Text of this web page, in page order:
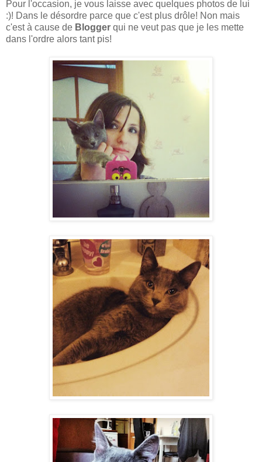
Pour l'occasion, je vous laisse avec quelques photos de lui
:)! Dans le désordre parce que c'est plus drôle! Non mais
c'est à cause de Blogger qui ne veut pas que je les mette
dans l'ordre alors tant pis!